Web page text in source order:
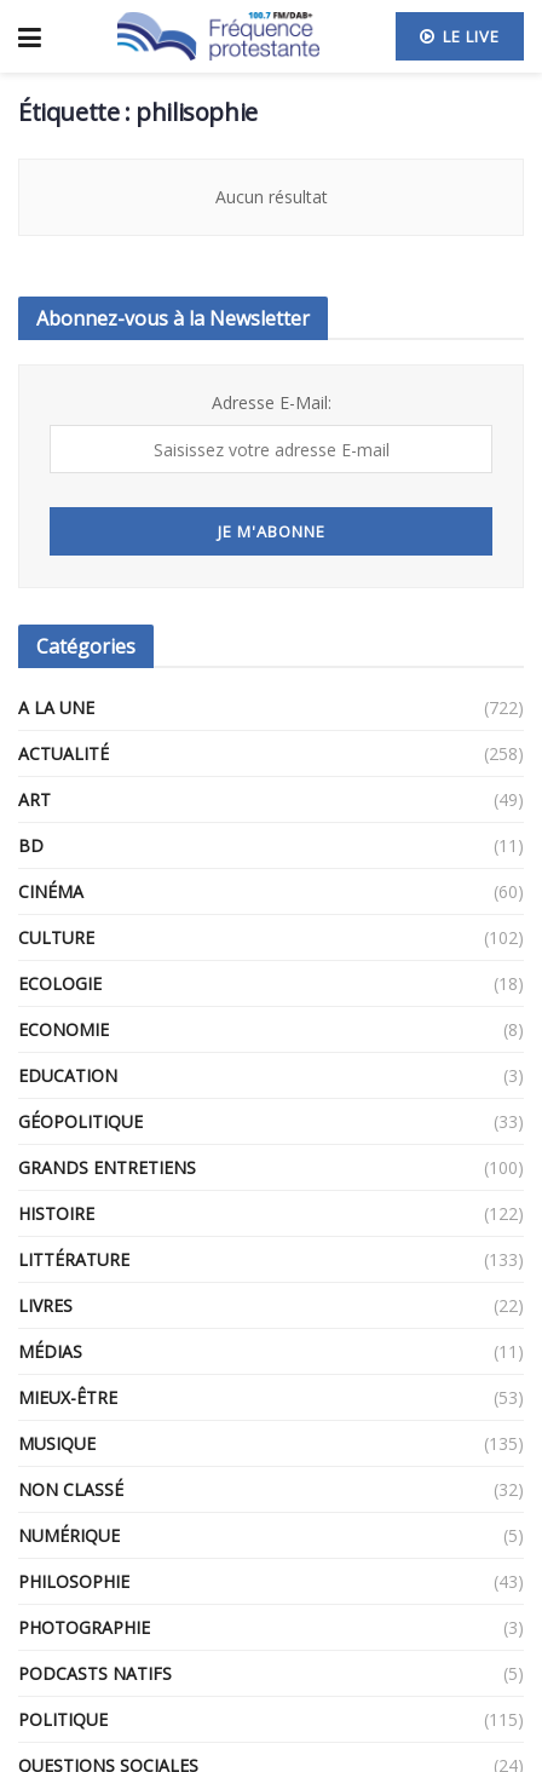
LE LIVE
Étiquette : philisophie
Aucun résultat
Abonnez-vous à la Newsletter
Adresse E-Mail:
Catégories
A LA UNE
(722)
ACTUALITÉ
(258)
ART
(49)
BD
(11)
CINÉMA
(60)
CULTURE
(102)
ECOLOGIE
(18)
ECONOMIE
(8)
EDUCATION
(3)
GÉOPOLITIQUE
(33)
GRANDS ENTRETIENS
(100)
HISTOIRE
(122)
LITTÉRATURE
(133)
LIVRES
(22)
MÉDIAS
(11)
MIEUX-ÊTRE
(53)
MUSIQUE
(135)
NON CLASSÉ
(32)
NUMÉRIQUE
(5)
PHILOSOPHIE
(43)
PHOTOGRAPHIE
(3)
PODCASTS NATIFS
(5)
POLITIQUE
(115)
QUESTIONS SOCIALES
(24)